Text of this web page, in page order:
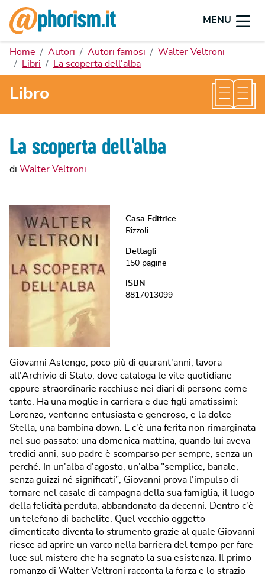
MENU
Home Autori Autori famosi
Walter Veltroni
Libri
La scoperta dell'alba
Libro
La scoperta dell'alba
di Walter Veltroni
Giovanni Astengo, poco più di quarant'anni, lavora
all'Archivio di Stato, dove cataloga le vite quotidiane
eppure straordinarie racchiuse nei diari di persone come
tante. Ha una moglie in carriera e due figli amatissimi:
Lorenzo, ventenne entusiasta e generoso, e la dolce
Stella, una bambina down. E c'è una ferita non rimarginata
nel suo passato: una domenica mattina, quando lui aveva
tredici anni, suo padre è scomparso per sempre, senza un
perché. In un'alba d'agosto, un'alba "semplice, banale,
senza guizzi né significati", Giovanni prova l'impulso di
tornare nel casale di campagna della sua famiglia, il luogo
della felicità perduta, abbandonato da decenni. Dentro c'è
un telefono di bachelite. Quel vecchio oggetto
dimenticato diventa lo strumento grazie al quale Giovanni
riesce ad aprire un varco nella barriera del tempo per fare
luce sul mistero che ha segnato la sua esistenza. Il primo
romanzo di Walter Veltroni racconta la forza e lo strazio
Casa Editrice
Rizzoli
Dettagli
150 pagine
ISBN
8817013099